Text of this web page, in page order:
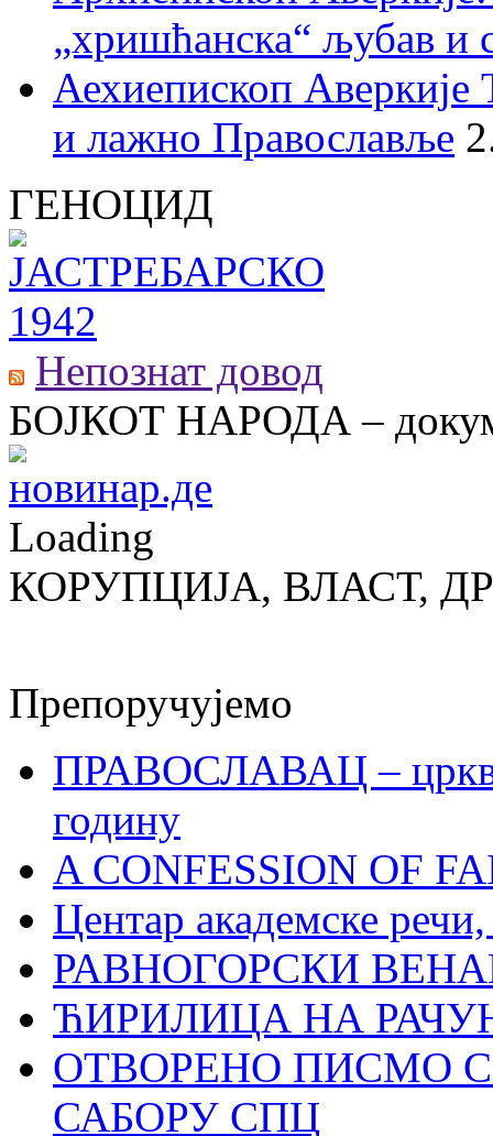
„хришћанска“ љубав и
Аехиепископ
и лажно Православље
ГЕНОЦИД
Непознат довод
БОЈКОТ НАРОДА –
Loading
КОРУПЦИЈА, ВЛАСТ,
Препоручујемо
ПРАВОСЛАВАЦ –
годину
A CONFESSION OF
Центар академске
РАВНОГОРСКИ
ЋИРИЛИЦА НА
ОТВОРЕНО ПИСМО
САБОРУ СПЦ